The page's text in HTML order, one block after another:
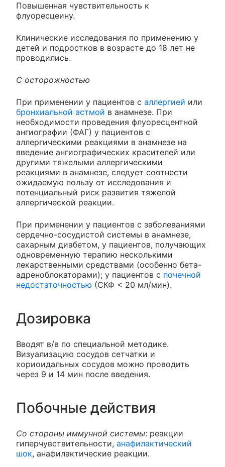
Повышенная чувствительность к
флуоресцеину.
Клинические исследования по применению у
детей и подростков в возрасте до 18 лет не
проводились.
С осторожностью
При применении у пациентов с аллергией или
бронхиальной астмой в анамнезе. При
необходимости проведения флуоресцентной
ангиографии (ФАГ) у пациентов с
аллергическими реакциями в анамнезе на
введение ангиографических красителей или
другими тяжелыми аллергическими
реакциями в анамнезе, следует соотнести
ожидаемую пользу от исследования и
потенциальный риск развития тяжелой
аллергической реакции.
При применении у пациентов с заболеваниями
сердечно-сосудистой системы в анамнезе,
сахарным диабетом, у пациентов, получающих
одновременную терапию несколькими
лекарственными средствами (особенно бета-
адреноблокаторами); у пациентов с почечной
недостаточностью (СКФ < 20 мл/мин).
Дозировка
Вводят в/в по специальной методике.
Визуализацию сосудов сетчатки и
хориоидальных сосудов можно проводить
через 9 и 14 мин после введения.
Побочные действия
Со стороны иммунной системы: реакции
гиперчувствительности, анафилактический
шок, анафилактические реакции.